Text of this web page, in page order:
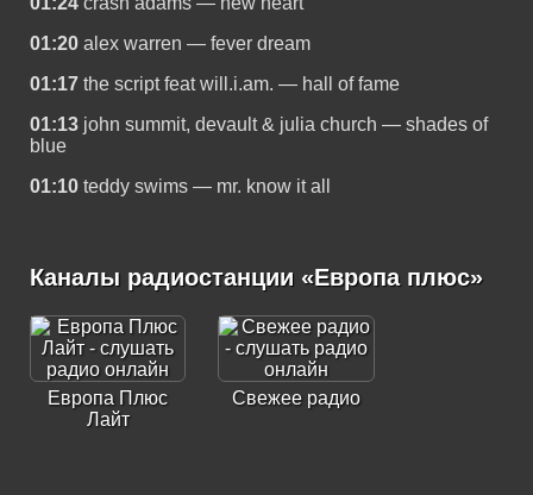
01:20 alex warren — fever dream
01:17 the script feat will.i.am. — hall of fame
01:13 john summit, devault & julia church — shades of
blue
01:10 teddy swims — mr. know it all
Каналы радиостанции «Европа плюс»
Европа Плюс
Лайт
Свежее радио